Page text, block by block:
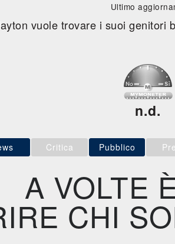
Ultimo
vuole trovare i suoi genitori
n.d.
Critica Pubblico
A VOLTE
CHI